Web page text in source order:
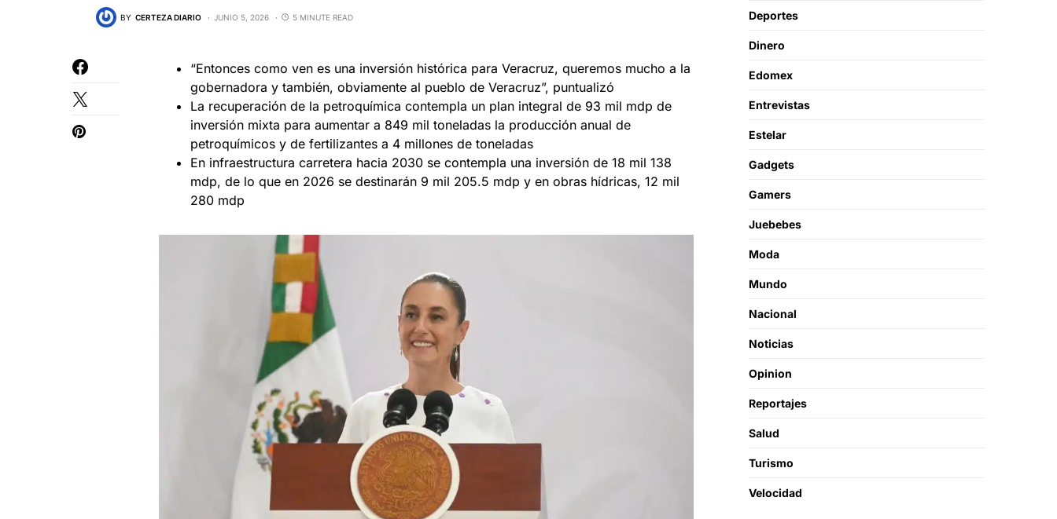
BY CERTEZA DIARIO JUNIO 5, 2026 5 MINUTE READ
“Entonces como ven es una inversión histórica para Veracruz, queremos mucho a la
gobernadora y también, obviamente al pueblo de Veracruz”, puntualizó
La recuperación de la petroquímica contempla un plan integral de 93 mil mdp de
inversión mixta para aumentar a 849 mil toneladas la producción anual de
petroquímicos y de fertilizantes a 4 millones de toneladas
En infraestructura carretera hacia 2030 se contempla una inversión de 18 mil 138
mdp, de lo que en 2026 se destinarán 9 mil 205.5 mdp y en obras hídricas, 12 mil
280 mdp
Deportes
Dinero
Edomex
Entrevistas
Estelar
Gadgets
Gamers
Juebebes
Moda
Mundo
Nacional
Noticias
Opinion
Reportajes
Salud
Turismo
Velocidad